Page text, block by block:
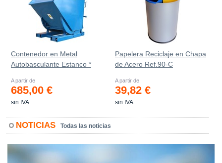
Contenedor en Metal
Autobasculante Estanco *
A partir de
685,00 €
sin IVA
Papelera Reciclaje en Chapa
de Acero Ref.90-C
A partir de
39,82 €
sin IVA
NOTICIAS Todas las noticias